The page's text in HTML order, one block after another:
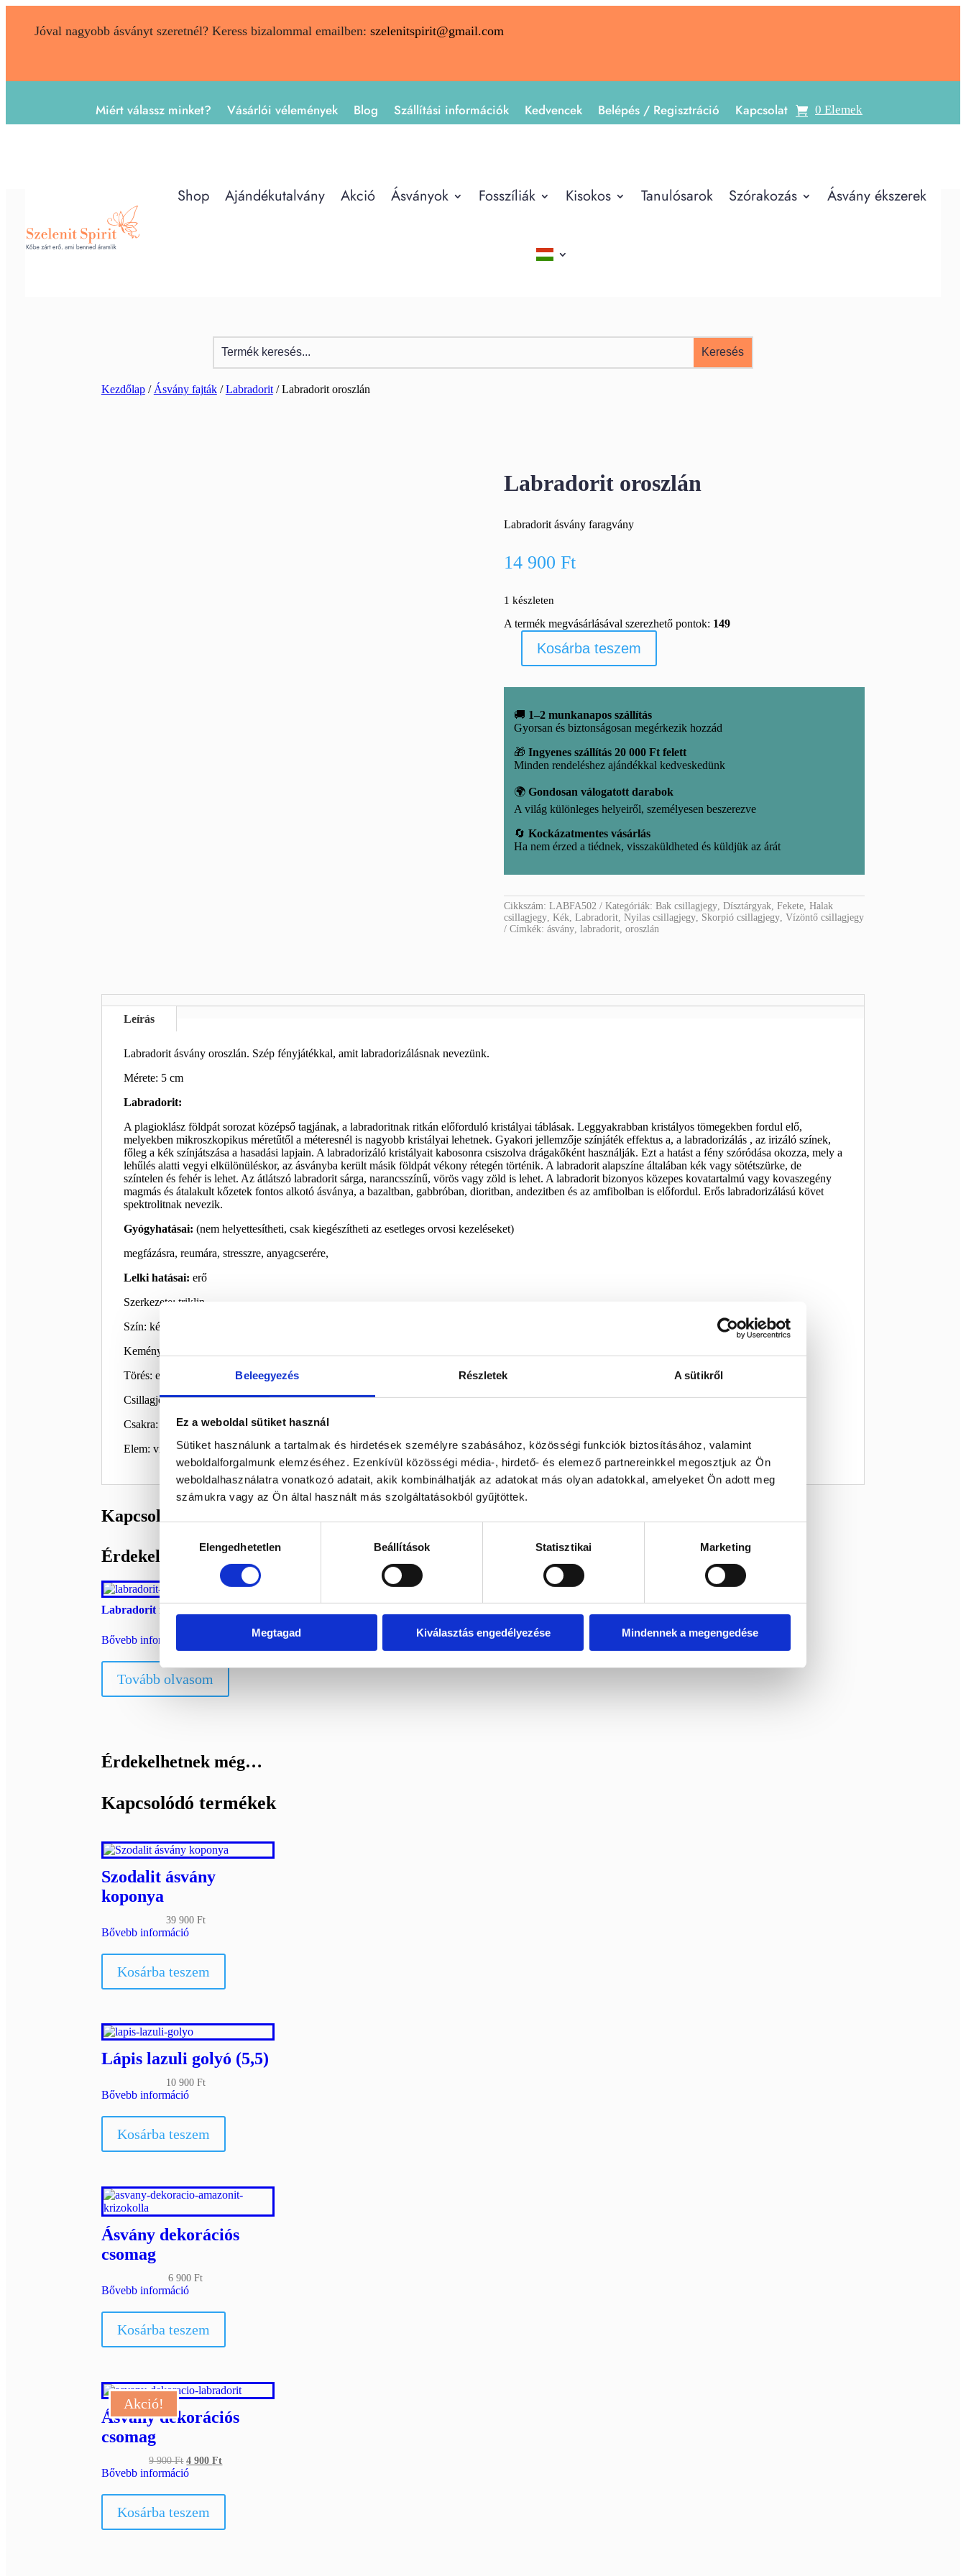
Beleegyezés Részletek A sütikről
Ez a weboldal sütiket használ
Sütiket használunk a tartalmak és hirdetések személyre szabásához, közösségi funkciók biztosításához, valamint
weboldalforgalmunk elemzéséhez. Ezenkívül közösségi média-, hirdető- és elemező partnereinkkel megosztjuk az Ön
weboldalhasználatra vonatkozó adatait, akik kombinálhatják az adatokat más olyan adatokkal, amelyeket Ön adott meg
számukra vagy az Ön által használt más szolgáltatásokból gyűjtöttek.
kiválasztásaElengedhetetlen Beállítások Statisztikai Marketing
Megtagad Kiválasztás engedélyezése Mindennek a megengedése
Jóval nagyobb ásványt szeretnél? Keress bizalommal emailben: szelenitspirit@gmail.com
Miért válassz minket? Vásárlói vélemények Blog Szállítási információk Kedvencek Belépés / Regisztráció Kapcsolat 0 Elemek
Shop Ajándékutalvány Akció Ásványok Fosszíliák Kisokos Tanulósarok Szórakozás Ásvány ékszerek
Kezdőlap/ Ásvány fajták/Labradorit/ Labradorit oroszlán
Labradorit oroszlán
Labradorit ásvány faragvány
14 900Ft
1 készleten
A termék megvásárlásával szerezhető pontok: 149
Labradorit
oroszlán
Kosárba teszem
🚚 1–2 munkanapos szállítás
Gyorsan és biztonságosan megérkezik hozzád
🎁Ingyenes szállítás 20 000 Ft felett
Minden rendeléshez ajándékkal kedveskedünk
🌍Gondosan válogatott darabok
A világ különleges helyeiről, személyesen beszerezve
🔄Kockázatmentes vásárlás
Ha nem érzed a tiédnek, visszaküldheted és küldjük az árát
Cikkszám:LABFA502 Kategóriák:Bak csillagjegy,Dísztárgyak,Fekete,Halak
csillagjegy,Kék,Labradorit,Nyilas csillagjegy, Skorpió csillagjegy,Vízöntő csillagjegy
Címkék:ásvány,labradorit,oroszlán
Leírás
Labradorit ásvány oroszlán. Szép fényjátékkal, amit labradorizálásnak nevezünk.
Mérete: 5 cm
Labradorit:
A plagioklász földpát sorozat középső tagjának, a labradoritnak ritkán előforduló kristályai táblásak. Leggyakrabban kristályos tömegekben fordul elő,
melyekben mikroszkopikus méretűtől a méteresnél is nagyobb kristályai lehetnek. Gyakori jellemzője színjáték effektus a, a labradorizálás , az irizáló színek,
főleg a kék színjátszása a hasadási lapjain. A labradorizáló kristályait kabosonra csiszolva drágakőként használják. Ezt a hatást a fény szóródása okozza, mely a
lehűlés alatti vegyi elkülönüléskor, az ásványba került másik földpát vékony rétegén történik. A labradorit alapszíne általában kék vagy sötétszürke, de
színtelen és fehér is lehet. Az átlátszó labradorit sárga, narancsszínű, vörös vagy zöld is lehet. A labradorit bizonyos közepes kovatartalmú vagy kovaszegény
magmás és átalakult kőzetek fontos alkotó ásványa, a bazaltban, gabbróban, dioritban, andezitben és az amfibolban is előfordul. Erős labradorizálású követ
spektrolitnak nevezik.
Gyógyhatásai: (nem helyettesítheti, csak kiegészítheti az esetleges orvosi kezeléseket)
megfázásra, reumára, stresszre, anyagcserére,
Lelki hatásai: erő
Szerkezete: triklin
Szín: kék, szürke, fehér
Keménység: 6 - 6,5
Törés: egyenetlen, kagylós
Csillagjegy: bak, halak
Csakra: szív csakra
Elem: víz
Kapcsolódó termékek
Érdekelhetnek még…
Labradorit rózsa
Bővebb információ
Tovább olvasom
Érdekelhetnek még…
Kapcsolódó termékek
Szodalit ásvány
koponya
39 900 Ft
Bővebb információ
Kosárba teszem
Lápis lazuli golyó (5,5)
10 900 Ft
Bővebb információ
Kosárba teszem
Ásvány dekorációs
csomag
6 900Ft
Bővebb információ
Kosárba teszem
Akció!
Ásvány dekorációs
csomag
9 900Ft Original
price
9
4 900FtCurrent
4
Bővebb információ
Kosárba teszem